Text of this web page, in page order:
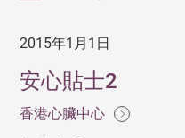
2015年1月1日
安心貼士2
香港心臟中心